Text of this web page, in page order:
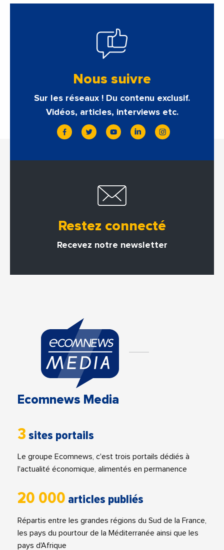
Nous suivre
Sur les réseaux ! Du contenu exclusif.
Vidéos, articles, interviews etc.
Restez connecté
Recevez notre newsletter
Ecomnews Media
3 sites portails
Le groupe Ecomnews, c'est trois portails dédiés à
l'actualité économique, alimentés en permanence
20 000 articles publiés
Répartis entre les grandes régions du Sud de la France,
les pays du pourtour de la Méditerranée ainsi que les
pays d'Afrique